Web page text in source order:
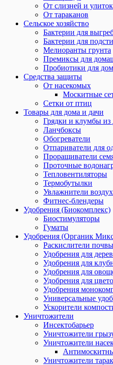
От слизней и улиток
От тараканов
Сельское хозяйство
Бактерии для
Бактерии для
Мелиоранты грунта
Премиксы для
Пробиотики для
Средства защиты
От насекомых
Москитные
Сетки от птиц
Товары для дома и дачи
Грядки и клумбы
Ланчбоксы
Обогреватели
Отпариватели для
Проращиватели
Проточные
Тепловентиляторы
Термобутылки
Увлажнители
Фитнес-блендеры
Удобрения (Биокомплекс)
Биостимуляторы
Гуматы
Удобрения (Органик
Раскислители почвы
Удобрения для
Удобрения для
Удобрения для
Удобрения для
Удобрения
Универсальные
Ускорители
Уничтожители
Инсектобарьер
Уничтожители
Уничтожители
Уничтожители